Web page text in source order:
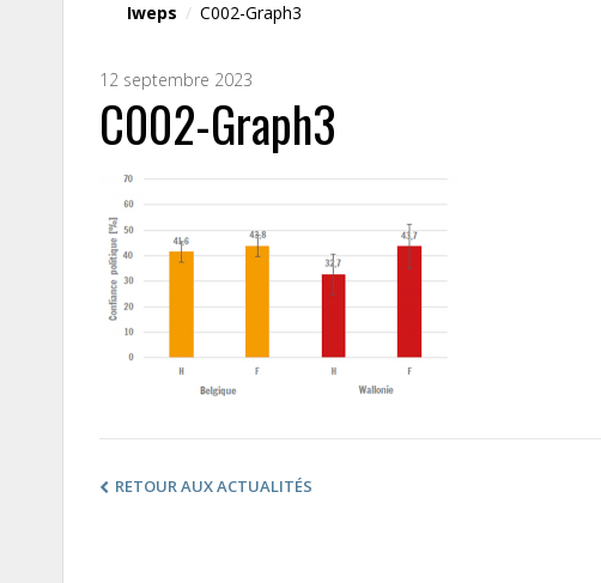
Iweps / C002-Graph3
12 septembre 2023
C002-Graph3
RETOUR AUX ACTUALITÉS